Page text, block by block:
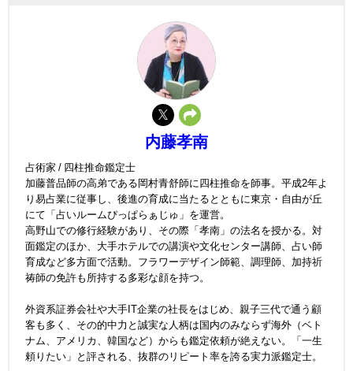
内藤孝南
占術家 / 四柱推命鑑定士
加藤普品師の高弟である岡村青舒師に四柱推命を師事。平成2年よ
り易占業に従事し、後進の育成に当たるとともに東京・自由が丘
にて「占いルームぴっぱらぁじゅ」を運営。
高野山での修行経験があり、その際「孝南」の法名を授かる。対
面鑑定のほか、大手ホテルでの講演や文化センター講師、占い師
育成など多方面で活動。フラワーデザイン師範、調理師、加持祈
祷師の免許も所持する多彩な顔を持つ。
外資系証券会社や大手IT企業の社長をはじめ、親子三代で通う顧
客も多く、その的中力と誠実な人柄は国内のみならず海外（ベト
ナム、アメリカ、韓国など）からも鑑定依頼が絶えない。「一生
頼りたい」と評される、抜群のリピート率を誇る実力派鑑定士。